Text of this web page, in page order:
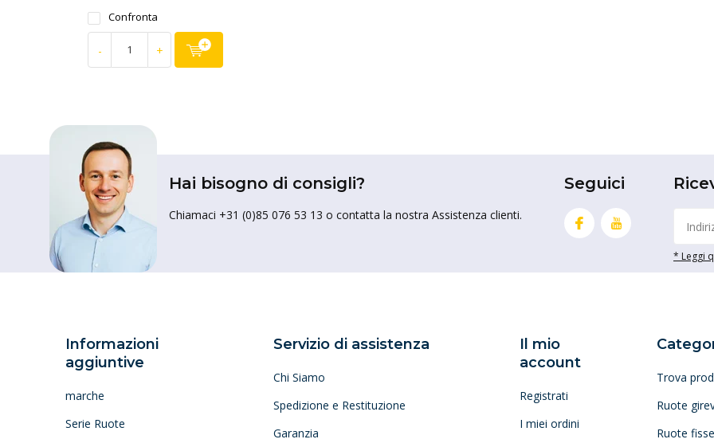
Confronta
- +
Hai bisogno di consigli?
Chiamaci +31 (0)85 076 53 13 o contatta la nostra Assistenza clienti.
Seguici
* Leggi
Informazioni
aggiuntive
marche
Serie Ruote
Servizio di assistenza
Chi Siamo
Spedizione e Restituzione
Garanzia
Il mio
account
Registrati
I miei ordini
Trova
Ruote
Ruote fisse